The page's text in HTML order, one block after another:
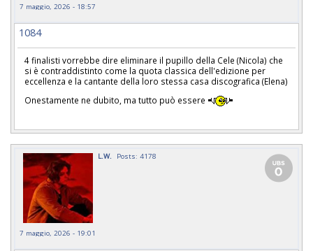
7 maggio, 2026 - 18:57
1084
4 finalisti vorrebbe dire eliminare il pupillo della Cele (Nicola) che
si è contraddistinto come la quota classica dell'edizione per
eccellenza e la cantante della loro stessa casa discografica (Elena)
Onestamente ne dubito, ma tutto può essere
L.W. Posts: 4178
7 maggio, 2026 - 19:01